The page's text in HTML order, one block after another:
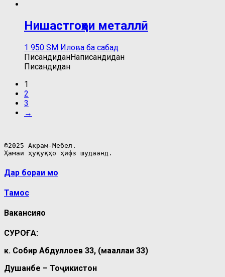
Нишастгоҳҳои металлӣ
1 950 ЅМ Илова ба сабад
ПисандиданНаписандидан
Писандидан
1
2
3
→
©2025 Акрам-Мебел.
Ҳамаи ҳуқуқҳо ҳифз шудаанд.
Дар бораи мо
Тамос
Вакансияҳо
СУРОҒА:
к. Собир Абдуллоев 33, (маҳаллаи 33)
Душанбе – Тоҷикистон